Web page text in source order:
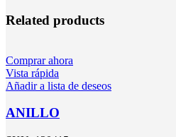
Related products
Comprar ahora
Vista rápida
Añadir a lista de deseos
ANILLO